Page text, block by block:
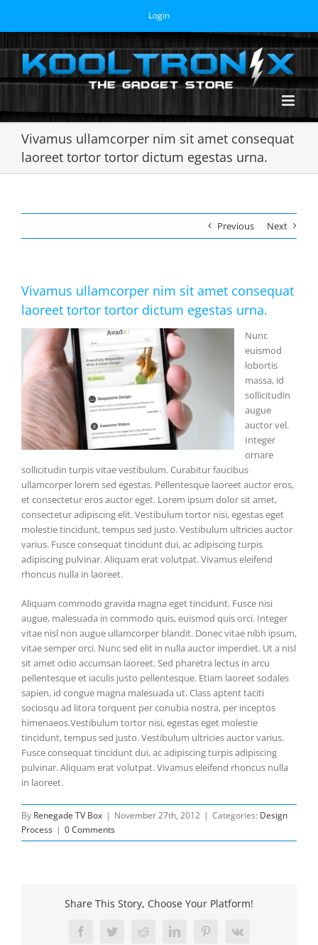
content
Login
Vivamus ullamcorper nim sit amet consequat
laoreet tortor tortor dictum egestas urna.
Previous Next
Vivamus ullamcorper nim sit amet consequat
laoreet tortor tortor dictum egestas urna.
Nunc
euismod
lobortis
massa, id
sollicitudin
augue
auctor vel.
Integer
ornare
sollicitudin turpis vitae vestibulum. Curabitur faucibus
ullamcorper lorem sed egestas. Pellentesque laoreet auctor eros,
et consectetur eros auctor eget. Lorem ipsum dolor sit amet,
consectetur adipiscing elit. Vestibulum tortor nisi, egestas eget
molestie tincidunt, tempus sed justo. Vestibulum ultricies auctor
varius. Fusce consequat tincidunt dui, ac adipiscing turpis
adipiscing pulvinar. Aliquam erat volutpat. Vivamus eleifend
rhoncus nulla in laoreet.
Aliquam commodo gravida magna eget tincidunt. Fusce nisi
augue, malesuada in commodo quis, euismod quis orci. Integer
vitae nisl non augue ullamcorper blandit. Donec vitae nibh ipsum,
vitae semper orci. Nunc sed elit in nulla auctor imperdiet. Ut a nisl
sit amet odio accumsan laoreet. Sed pharetra lectus in arcu
pellentesque et iaculis justo pellentesque. Etiam laoreet sodales
sapien, id congue magna malesuada ut. Class aptent taciti
sociosqu ad litora torquent per conubia nostra, per inceptos
himenaeos.Vestibulum tortor nisi, egestas eget molestie
tincidunt, tempus sed justo. Vestibulum ultricies auctor varius.
Fusce consequat tincidunt dui, ac adipiscing turpis adipiscing
pulvinar. Aliquam erat volutpat. Vivamus eleifend rhoncus nulla
in laoreet.
By Renegade TV Box | November 27th, 2012 | Categories: Design
Process | 0 Comments
Share This Story, Choose Your Platform!
FacebookTwitterRedditLinkedInPinterest
Vk